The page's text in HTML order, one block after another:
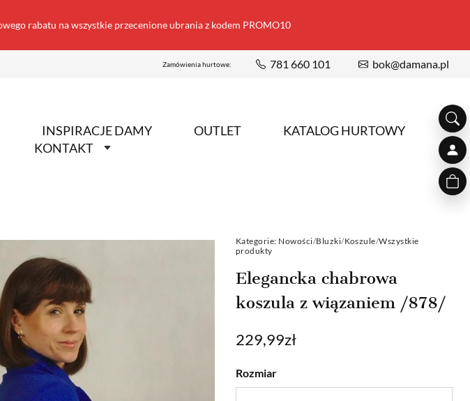
rabatu na wszystkie przecenione ubrania z kodem PROMO10
Zamówienia hurtowe: 781 660 101 bok@damana.pl
INSPIRACJE DAMY OUTLET
KATALOG HURTOWY
KONTAKT
Kategorie: Nowości/Bluzki/Koszule/Wszystkie
produkty
Elegancka chabrowa
koszula z wiązaniem /878/
229,99zł
Rozmiar